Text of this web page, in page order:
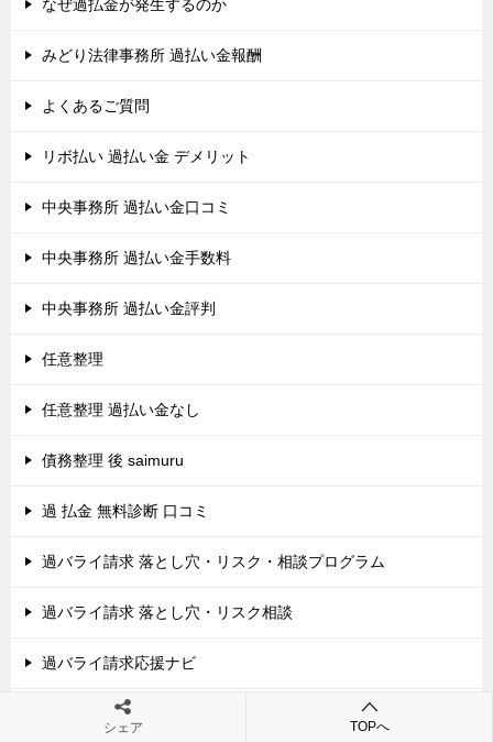
なぜ過払金が発生するのか
みどり法律事務所 過払い金報酬
よくあるご質問
リボ払い 過払い金 デメリット
中央事務所 過払い金口コミ
中央事務所 過払い金手数料
中央事務所 過払い金評判
任意整理
任意整理 過払い金なし
債務整理 後 saimuru
過 払金 無料診断 口コミ
過バライ請求 落とし穴・リスク・相談プログラム
過バライ請求 落とし穴・リスク相談
過バライ請求応援ナビ
過バライ金 デメリット
シェア TOPへ